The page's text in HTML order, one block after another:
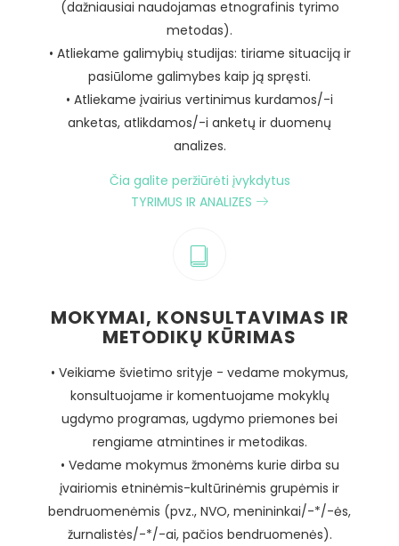
(dažniausiai naudojamas etnografinis tyrimo
metodas).
• Atliekame galimybių studijas: tiriame situaciją ir
pasiūlome galimybes kaip ją spręsti.
• Atliekame įvairius vertinimus kurdamos/-i
anketas, atlikdamos/-i anketų ir duomenų
analizes.
Čia galite peržiūrėti įvykdytus
TYRIMUS IR ANALIZES
MOKYMAI, KONSULTAVIMAS IR
METODIKŲ KŪRIMAS
• Veikiame švietimo srityje - vedame mokymus,
konsultuojame ir komentuojame mokyklų
ugdymo programas, ugdymo priemones bei
rengiame atmintines ir metodikas.
• Vedame mokymus žmonėms kurie dirba su
įvairiomis etninėmis-kultūrinėmis grupėmis ir
bendruomenėmis (pvz., NVO, menininkai/-*/-ės,
žurnalistės/-*/-ai, pačios bendruomenės).